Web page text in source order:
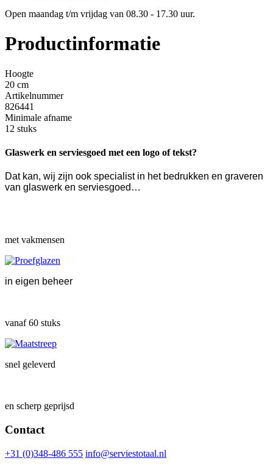
Open maandag t/m vrijdag van 08.30 - 17.30 uur.
Productinformatie
Hoogte
20 cm
Artikelnummer
826441
Minimale afname
12 stuks
Glaswerk en serviesgoed met een logo of tekst?
Dat kan, wij zijn ook specialist in het bedrukken en graveren
van glaswerk en serviesgoed…
met vakmensen
in eigen beheer
vanaf 60 stuks
snel geleverd
en scherp geprijsd
Contact
+31 (0)348-486 555 info@serviestotaal.nl